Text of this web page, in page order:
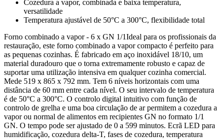
Cozedura a vapor, combinada e baixa temperatura,
versatilidade
Temperatura ajustável de 50°C a 300°C, flexibilidade total
Forno combinado a vapor - 6 x GN 1/1Ideal para os profissionais da
restauração, este forno combinado a vapor compacto é perfeito para
as pequenas cozinhas. É fabricado em aço inoxidável 18/10, um
material duradouro que o torna extremamente robusto e capaz de
suportar uma utilização intensiva em qualquer cozinha comercial.
Mede 519 x 865 x 792 mm. Tem 6 níveis horizontais com uma
distância de 60 mm entre cada nível. O seu intervalo de temperatura
é de 50°C a 300°C. O controlo digital intuitivo com função de
controlo de grelha e uma boa circulação de ar permitem a cozedura a
vapor ou normal de alimentos em recipientes GN no formato 1/1
GN. O tempo pode ser ajustado de 0 a 599 minutos. Ecrã LED para
humidificação, cozedura delta-T, fases de cozedura, temperatura